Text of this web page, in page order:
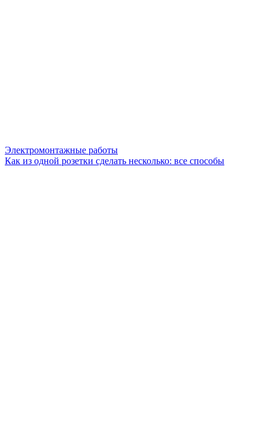
Электромонтажные работы
Как из одной розетки сделать несколько: все способы